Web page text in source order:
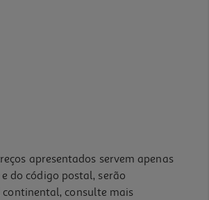
apresentados servem apenas
do código postal, serão
consulte mais